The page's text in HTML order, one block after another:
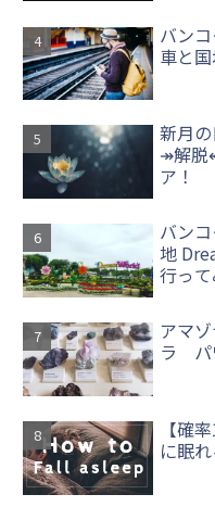
バン
車と
新月
↠解脱
ア！
バン
地
行って
アマ
ラ パ
【確
に眠